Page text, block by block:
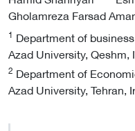
Gholamreza Farsad
1 Department of
Azad University, Qeshm,
2 Department of
Azad University, Tehran,